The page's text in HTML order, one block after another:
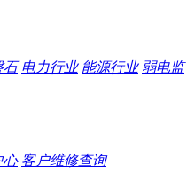
石 电力行业 能源行业 弱电监
心 客户维修查询